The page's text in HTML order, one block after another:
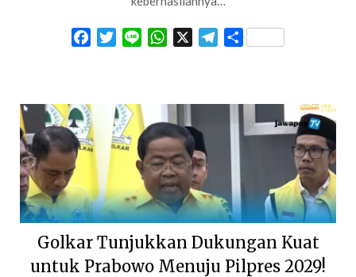
FacebookTwitterLine WhatsApp Telegram
Share
Golkar Tunjukkan Dukungan Kuat
untuk Prabowo Menuju Pilpres 2029!